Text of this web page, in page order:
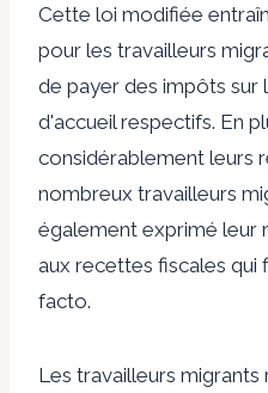
Cette loi modifiée
pour les travailleurs
de payer des impôts sur
d'accueil respectifs. En
considérablement leurs
nombreux travailleurs
également exprimé leur
aux recettes fiscales qui
facto.
Les travailleurs